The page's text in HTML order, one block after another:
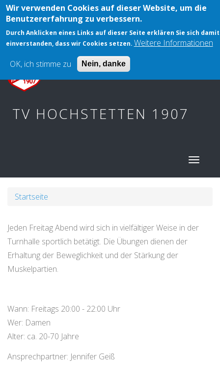
Wir verwenden Cookies auf dieser Website, um die
Benutzererfahrung zu verbessern.
Durch Anklicken eines Links auf dieser Seite erklären Sie sich damit
einverstanden, dass wir Cookies setzen. Weitere Informationen
OK, ich stimme zu
Nein, danke
Direkt
zum
User
account
menu
Anmelden
DAMENGYMNASTIK
TV HOCHSTETTEN 1907
Main
Pfadnavigation
Startseite
Jeden Freitag Abend wird sich in vielfältiger Weise in der
Turnhalle sportlich betätigt. Die Übungen dienen der
Erhaltung der Beweglichkeit und der Stärkung der
Muskelpartien.
Wann: Freitags 20:00 - 22:00 Uhr
Wer: Damen
Alter: ca. 20-70 Jahre
Ansprechpartner: Jennifer Geiß